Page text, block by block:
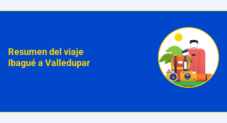
Resumen del viaje
Ibagué a Valledupar